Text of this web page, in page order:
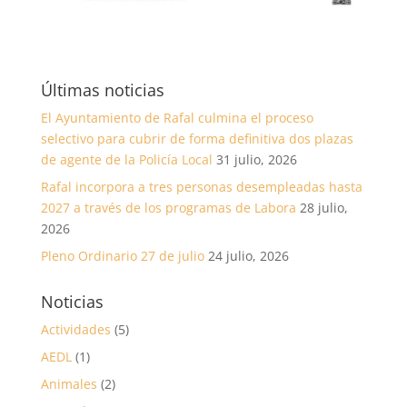
Últimas noticias
El Ayuntamiento de Rafal culmina el proceso
selectivo para cubrir de forma definitiva dos plazas
de agente de la Policía Local 31 julio, 2026
Rafal incorpora a tres personas desempleadas hasta
2027 a través de los programas de Labora 28 julio,
2026
Pleno Ordinario 27 de julio 24 julio, 2026
Noticias
Actividades (5)
AEDL(1)
Animales (2)